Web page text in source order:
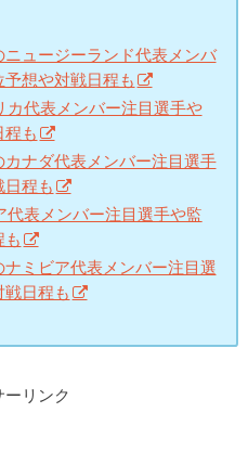
ュージーランド代表メンバ
想や対戦日程も
代表メンバー注目選手や
程も
ナダ代表メンバー注目選手
程も
表メンバー注目選手や監
も
ミビア代表メンバー注目選
日程も
ーリンク